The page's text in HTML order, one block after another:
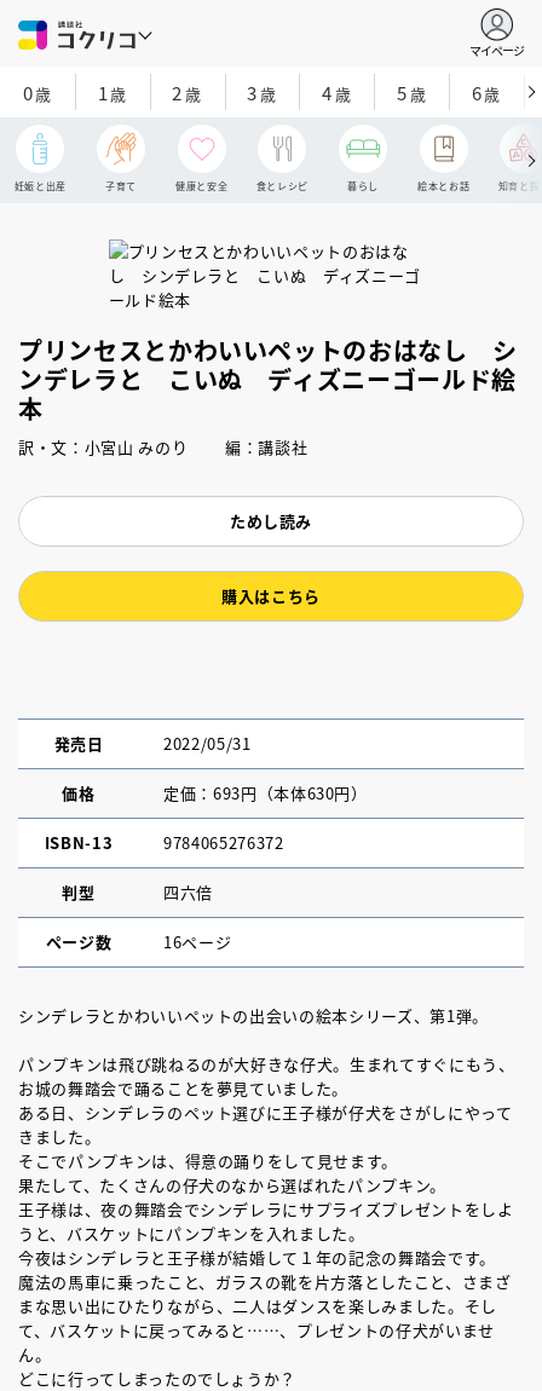
マイページ
0歳 1歳 2 歳 3歳 4歳 5歳 6歳
妊娠と出産 子育て 健康と安全 食とレシピ 暮らし 絵本とお話 知育と探
プリンセスとかわいいペットのおはなし シ
ンデレラと こいぬ ディズニーゴールド絵
本
訳・文：小宮山 みのり 編：講談社
ためし読み
購入はこちら
発売日 2022/05/31
価格 定価：693円（本体630円）
ISBN-13 9784065276372
判型 四六倍
ページ数 16ページ
シンデレラとかわいいペットの出会いの絵本シリーズ、第1弾。
パンプキンは飛び跳ねるのが大好きな仔犬。生まれてすぐにもう、
お城の舞踏会で踊ることを夢見ていました。
ある日、シンデレラのペット選びに王子様が仔犬をさがしにやって
きました。
そこでパンプキンは、得意の踊りをして見せます。
果たして、たくさんの仔犬のなから選ばれたパンプキン。
王子様は、夜の舞踏会でシンデレラにサプライズプレゼントをしよ
うと、バスケットにパンプキンを入れました。
今夜はシンデレラと王子様が結婚して１年の記念の舞踏会です。
魔法の馬車に乗ったこと、ガラスの靴を片方落としたこと、さまざ
まな思い出にひたりながら、二人はダンスを楽しみました。そし
て、バスケットに戻ってみると……、プレゼントの仔犬がいませ
ん。
どこに行ってしまったのでしょうか？